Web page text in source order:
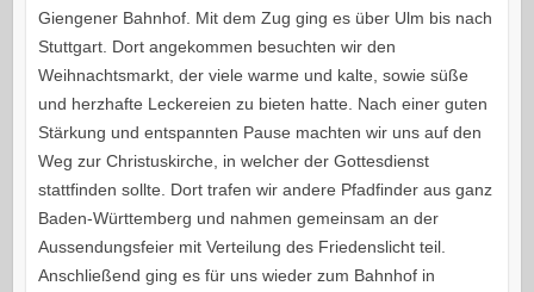
Giengener Bahnhof. Mit dem Zug ging es über Ulm bis nach
Stuttgart. Dort angekommen besuchten wir den
Weihnachtsmarkt, der viele warme und kalte, sowie süße
und herzhafte Leckereien zu bieten hatte. Nach einer guten
Stärkung und entspannten Pause machten wir uns auf den
Weg zur Christuskirche, in welcher der Gottesdienst
stattfinden sollte. Dort trafen wir andere Pfadfinder aus ganz
Baden-Württemberg und nahmen gemeinsam an der
Aussendungsfeier mit Verteilung des Friedenslicht teil.
Anschließend ging es für uns wieder zum Bahnhof in